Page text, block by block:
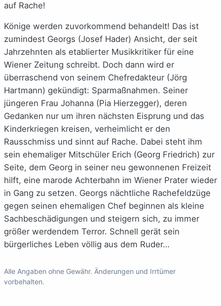
auf Rache!
Könige werden zuvorkommend behandelt! Das ist
zumindest Georgs (Josef Hader) Ansicht, der seit
Jahrzehnten als etablierter Musikkritiker für eine
Wiener Zeitung schreibt. Doch dann wird er
überraschend von seinem Chefredakteur (Jörg
Hartmann) gekündigt: Sparmaßnahmen. Seiner
jüngeren Frau Johanna (Pia Hierzegger), deren
Gedanken nur um ihren nächsten Eisprung und das
Kinderkriegen kreisen, verheimlicht er den
Rausschmiss und sinnt auf Rache. Dabei steht ihm
sein ehemaliger Mitschüler Erich (Georg Friedrich) zur
Seite, dem Georg in seiner neu gewonnenen Freizeit
hilft, eine marode Achterbahn im Wiener Prater wieder
in Gang zu setzen. Georgs nächtliche Rachefeldzüge
gegen seinen ehemaligen Chef beginnen als kleine
Sachbeschädigungen und steigern sich, zu immer
größer werdendem Terror. Schnell gerät sein
bürgerliches Leben völlig aus dem Ruder…
Alle Angaben ohne Gewähr. Änderungen und Irrtümer
vorbehalten.